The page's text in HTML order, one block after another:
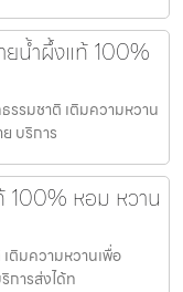
น้ำผึ้งแท้ 100%
รรมชาติ เติมความหวาน
บริการ
100% หอม หวาน
ติมความหวานเพื่อ
การส่งได้ท